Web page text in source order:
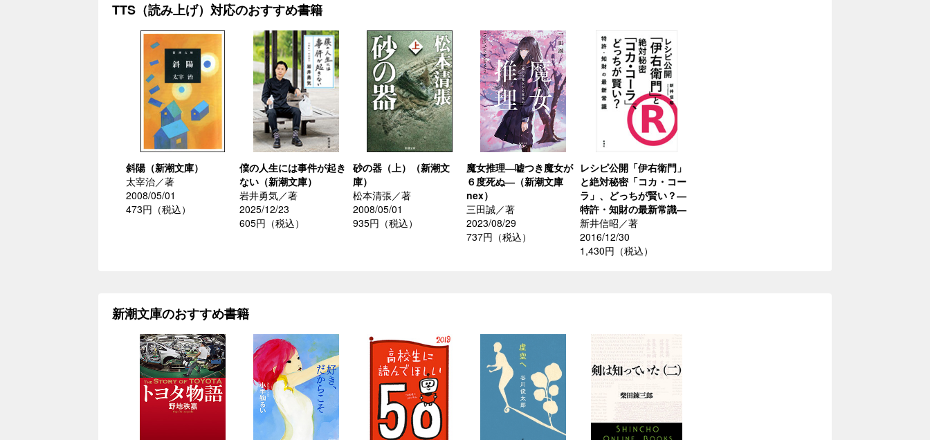
TTS（読み上げ）対応のおすすめ書籍
斜陽（新潮文庫）
太宰治／著
2008/05/01
473円（税込）
僕の人生には事件が起き
ない（新潮文庫）
岩井勇気／著
2025/12/23
605円（税込）
砂の器（上）（新潮文
庫）
松本清張／著
2008/05/01
935円（税込）
魔女推理―嘘つき魔女が
６度死ぬ―（新潮文庫
nex）
三田誠／著
2023/08/29
737円（税込）
レシピ公開「伊右衛門」
と絶対秘密「コカ・コー
ラ」、どっちが賢い？―
特許・知財の最新常識―
新井信昭／著
2016/12/30
1,430円（税込）
新潮文庫のおすすめ書籍